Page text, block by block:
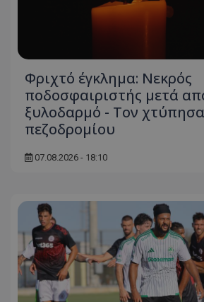
Φριχτό έγκλημα: Νεκρός
ποδοσφαιριστής μετά
ξυλοδαρμό - Τον
πεζοδρομίου
07.08.2026 - 18:10